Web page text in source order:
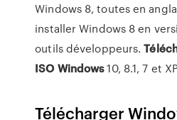
Windows 8, toutes en
installer Windows 8 en
outils développeurs.
ISO Windows10, 8.1, 7 et
Télécharger